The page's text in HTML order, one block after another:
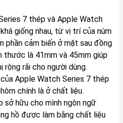
7 thép và Apple Watch
giống nhau, từ vị trí của núm
phần cảm biến ở mặt sau đồng
thước là 41mm và 45mm giúp
rộng rãi cho người dùng.
Apple Watch Series 7 thép
chính là ở chất liệu.
hữu cho mình ngôn ngữ
hồ được làm bằng chất liệu